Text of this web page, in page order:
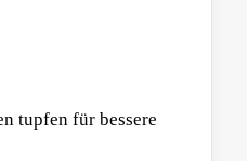
tupfen für bessere